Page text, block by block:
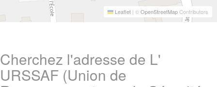
Leaflet | ©OpenStreetMapContributors
Cherchez l'adresse de L'
URSSAF (Union de